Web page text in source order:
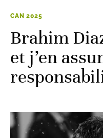
CAN 2025
Brahim
et j’en